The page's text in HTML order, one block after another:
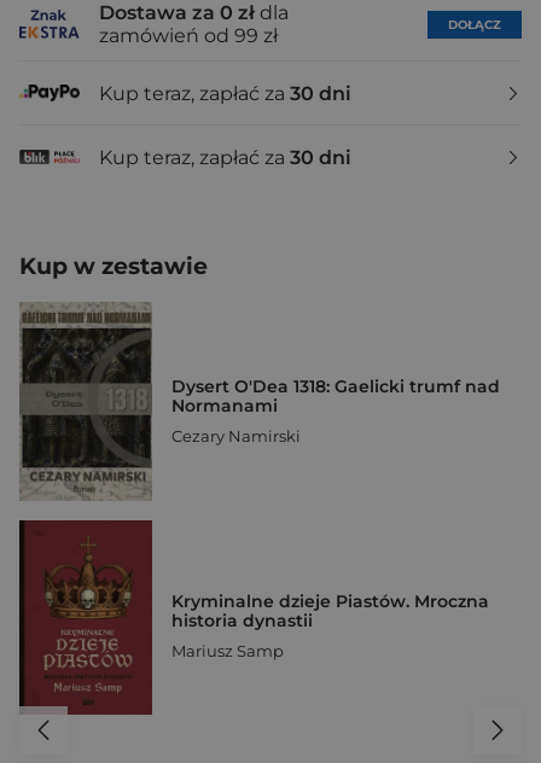
Dostawa za 0 zł dla
zamówień od 99 zł
DOŁĄCZ
Kup teraz, zapłać za 30 dni
Kup teraz, zapłać za 30 dni
Kup w zestawie
Dysert O'Dea 1318: Gaelicki trumf nad
Normanami
Cezary Namirski
Kryminalne dzieje Piastów. Mroczna
historia dynastii
Mariusz Samp